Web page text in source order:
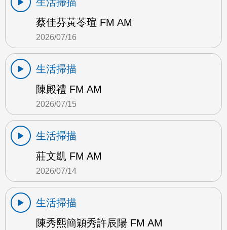
蔡佳芬黃苓瑄 FM AM
2026/07/16
生活掃描
陳殿禮 FM AM
2026/07/15
生活掃描
莊文凱 FM AM
2026/07/14
生活掃描
陳秀熙簡穎秀許辰陽 FM AM